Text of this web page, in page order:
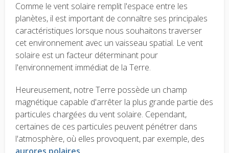
Comme le vent solaire remplit l'espace entre les
planètes, il est important de connaître ses principales
caractéristiques lorsque nous souhaitons traverser
cet environnement avec un vaisseau spatial. Le vent
solaire est un facteur déterminant pour
l'environnement immédiat de la Terre.
Heureusement, notre Terre possède un champ
magnétique capable d'arrêter la plus grande partie des
particules chargées du vent solaire. Cependant,
certaines de ces particules peuvent pénétrer dans
l'atmosphère, où elles provoquent, par exemple, des